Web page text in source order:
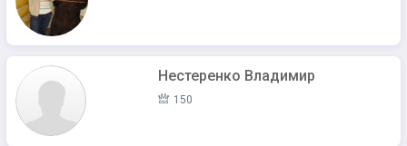
Нестеренко Владимир
150